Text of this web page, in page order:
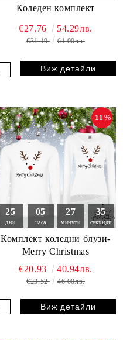
Коледен комплект
€27.76 54.29лв.
€31.19 61.00лв.
Виж детайли
25
дни
05
часа
27
минути
33
секунди
Комплект коледни блузи-
Merry Christmas
-11%
€20.93 40.94лв.
€23.52 46.00лв.
Виж детайли